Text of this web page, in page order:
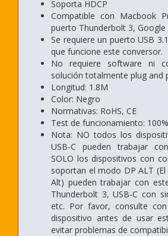
Soporta HDCP
Compatible con Macbook
puerto Thunderbolt 3,
Se requiere un puerto USB
que funcione este conversor.
No requiere software ni
solución totalmente plug and
Longitud: 1.8M
Color: Negro
Normativas: RoHS, CE
Test de funcionamiento:
Nota: NO todos los
USB-C pueden trabajar
SOLO los dispositivos con
soportan el modo DP ALT
Alt) pueden trabajar con
Thunderbolt 3, USB-C con
etc. Por favor, consulte
dispositivo antes de usar
evitar problemas de